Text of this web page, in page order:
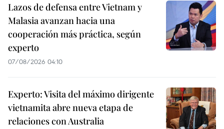
Lazos de defensa entre Vietnam y
Malasia avanzan hacia una
cooperación más práctica, según
experto
07/08/2026 04:10
Experto: Visita del máximo dirigente
vietnamita abre nueva etapa de
relaciones con Australia